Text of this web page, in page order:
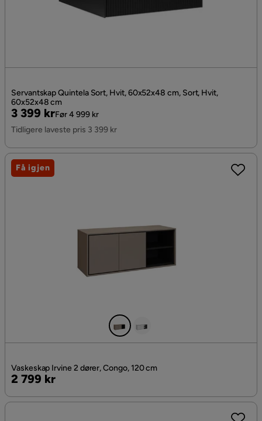
Servantskap Quintela Sort, Hvit, 60x52x48 cm, Sort, Hvit,
60x52x48 cm
Pris
3 399 kr
Original
Pris
Før 4 999 kr
Tidligere laveste pris 3 399 kr
Vaskeskap Irvine 2 dører, Congo, 120 cm
Pris
2 799 kr
Få igjen